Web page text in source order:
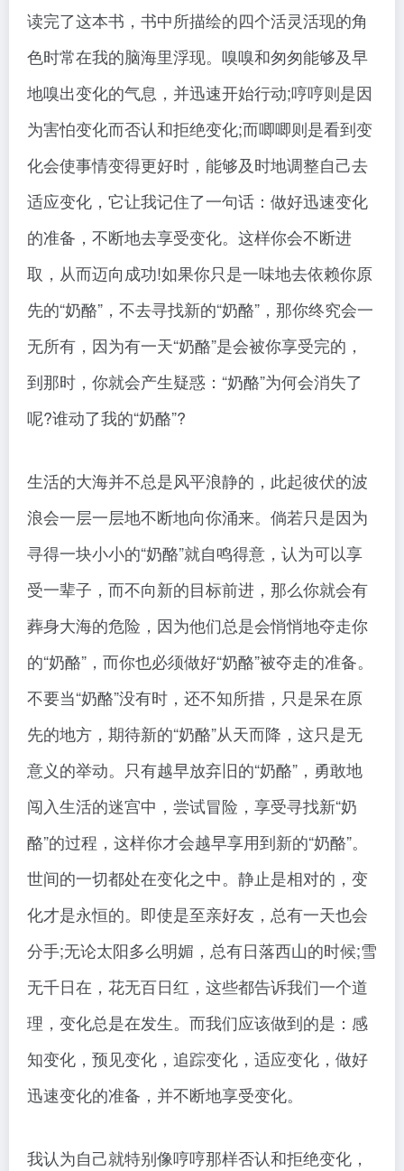
读完了这本书，书中所描绘的四个活灵活现的角
色时常在我的脑海里浮现。嗅嗅和匆匆能够及早
地嗅出变化的气息，并迅速开始行动;哼哼则是因
为害怕变化而否认和拒绝变化;而唧唧则是看到变
化会使事情变得更好时，能够及时地调整自己去
适应变化，它让我记住了一句话：做好迅速变化
的准备，不断地去享受变化。这样你会不断进
取，从而迈向成功!如果你只是一味地去依赖你原
先的“奶酪”，不去寻找新的“奶酪”，那你终究会一
无所有，因为有一天“奶酪”是会被你享受完的，
到那时，你就会产生疑惑：“奶酪”为何会消失了
呢?谁动了我的“奶酪”?
生活的大海并不总是风平浪静的，此起彼伏的波
浪会一层一层地不断地向你涌来。倘若只是因为
寻得一块小小的“奶酪”就自鸣得意，认为可以享
受一辈子，而不向新的目标前进，那么你就会有
葬身大海的危险，因为他们总是会悄悄地夺走你
的“奶酪”，而你也必须做好“奶酪”被夺走的准备。
不要当“奶酪”没有时，还不知所措，只是呆在原
先的地方，期待新的“奶酪”从天而降，这只是无
意义的举动。只有越早放弃旧的“奶酪”，勇敢地
闯入生活的迷宫中，尝试冒险，享受寻找新“奶
酪”的过程，这样你才会越早享用到新的“奶酪”。
世间的一切都处在变化之中。静止是相对的，变
化才是永恒的。即使是至亲好友，总有一天也会
分手;无论太阳多么明媚，总有日落西山的时候;雪
无千日在，花无百日红，这些都告诉我们一个道
理，变化总是在发生。而我们应该做到的是：感
知变化，预见变化，追踪变化，适应变化，做好
迅速变化的准备，并不断地享受变化。
我认为自己就特别像哼哼那样否认和拒绝变化，